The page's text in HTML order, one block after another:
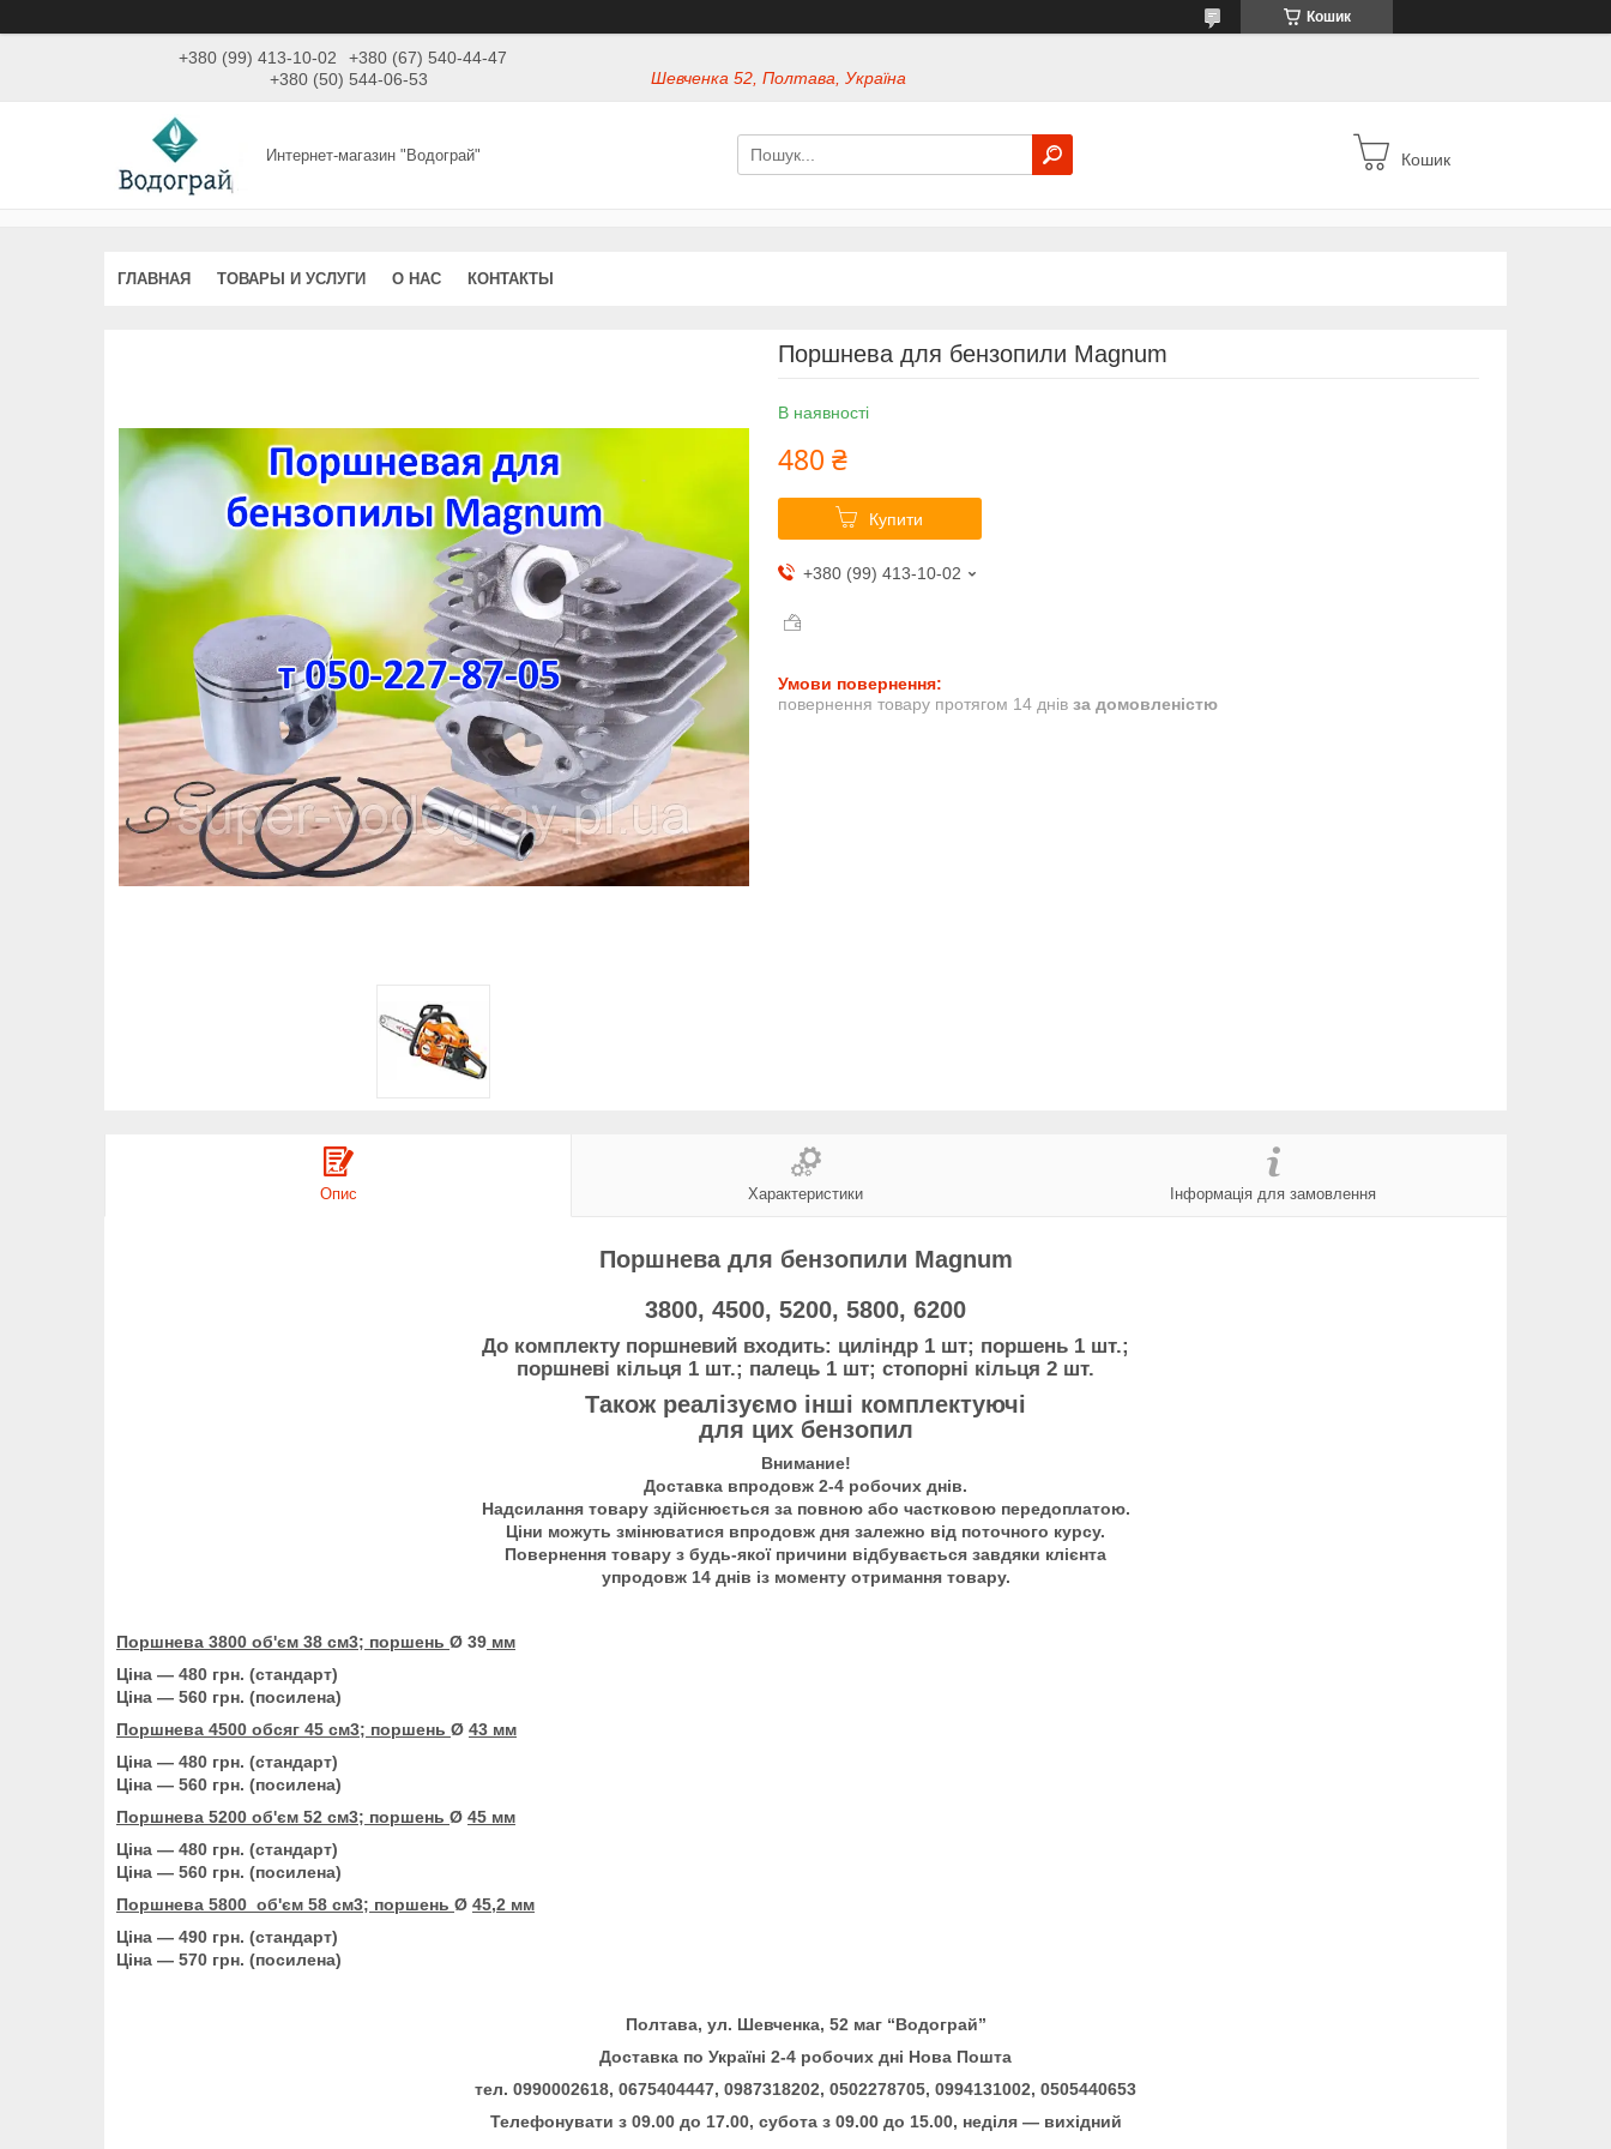
Кошик
+380 (99) 413-10-02
+380 (67) 540-44-47
+380 (50) 544-06-53
Шевченка 52, Полтава, Україна
Интернет-магазин "Водограй" Кошик
ГЛАВНАЯ ТОВАРЫ И УСЛУГИ О НАС КОНТАКТЫ
Поршнева для бензопили Magnum
В наявності
480 ₴
Купити
+380 (99) 413-10-02
повернення товару протягом 14 днів за домовленістю
Опис Характеристики Інформація для замовлення
Поршнева для бензопили Magnum
3800, 4500, 5200, 5800, 6200
До комплекту поршневий входить: циліндр 1 шт; поршень 1 шт.;
поршневі кільця 1 шт.; палець 1 шт; стопорні кільця 2 шт.
Також реалізуємо інші комплектуючі
для цих бензопил
Внимание!
Доставка впродовж 2-4 робочих днів.
Надсилання товару здійснюється за повною або частковою передоплатою.
Ціни можуть змінюватися впродовж дня залежно від поточного курсу.
Повернення товару з будь-якої причини відбувається завдяки клієнта
упродовж 14 днів із моменту отримання товару.
Поршнева 3800 об'єм 38 см3; поршень Ø 39 мм
Ціна — 480 грн. (стандарт)
Ціна — 560 грн. (посилена)
Поршнева 4500 обсяг 45 см3; поршень Ø 43 мм
Ціна — 480 грн. (стандарт)
Ціна — 560 грн. (посилена)
Поршнева 5200 об'єм 52 см3; поршень Ø 45 мм
Ціна — 480 грн. (стандарт)
Ціна — 560 грн. (посилена)
Поршнева 5800 об'єм 58 см3; поршень Ø 45,2 мм
Ціна — 490 грн. (стандарт)
Ціна — 570 грн. (посилена)
Полтава, ул. Шевченка, 52 маг “Водограй”
Доставка по Україні 2-4 робочих дні Нова Пошта
тел. 0990002618, 0675404447, 0987318202, 0502278705, 0994131002, 0505440653
Телефонувати з 09.00 до 17.00, субота з 09.00 до 15.00, неділя — вихідний